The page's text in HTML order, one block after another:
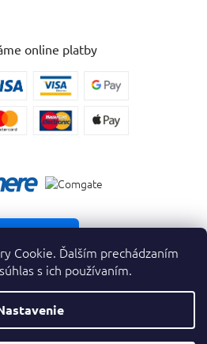
Cookie. Ďalším prechádzaním
s ich používaním.
online platby
. Všetky práva vyhradené.